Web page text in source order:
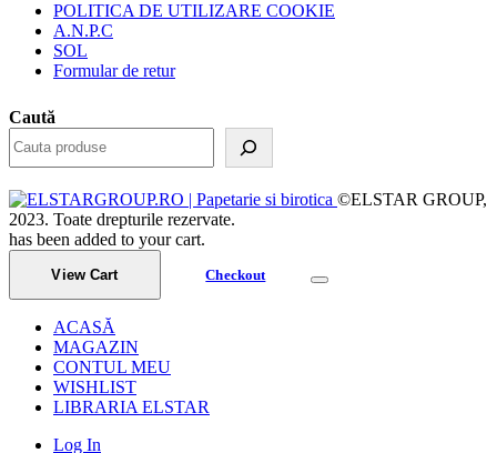
POLITICA DE UTILIZARE COOKIE
A.N.P.C
SOL
Formular de retur
Caută
©ELSTAR GROUP,
2023. Toate drepturile rezervate.
has been added to your cart.
View Cart Checkout
ACASĂ
MAGAZIN
CONTUL MEU
WISHLIST
LIBRARIA ELSTAR
Log In